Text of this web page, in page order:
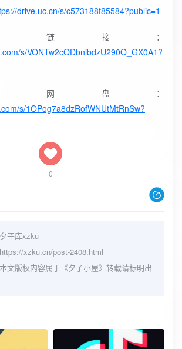
drive.uc.cn/s/c573188f85584?public=1
链接：
s/VONTw2cQDbnibdzU290O_GX0A1?
网盘：
s/1OPog7a8dzRofWNUtMtRnSw?
0
夕子库xzku
https://xzku.cn/post-2408.html
本文版权内容属于《夕子小屋》转载请标明出